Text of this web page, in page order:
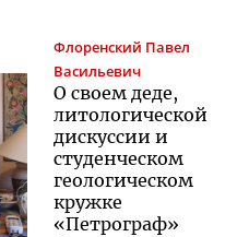
Флоренский Павел
Васильевич
О своем деде,
литологической
дискуссии и
студенческом
геологическом
кружке
«Петрограф»